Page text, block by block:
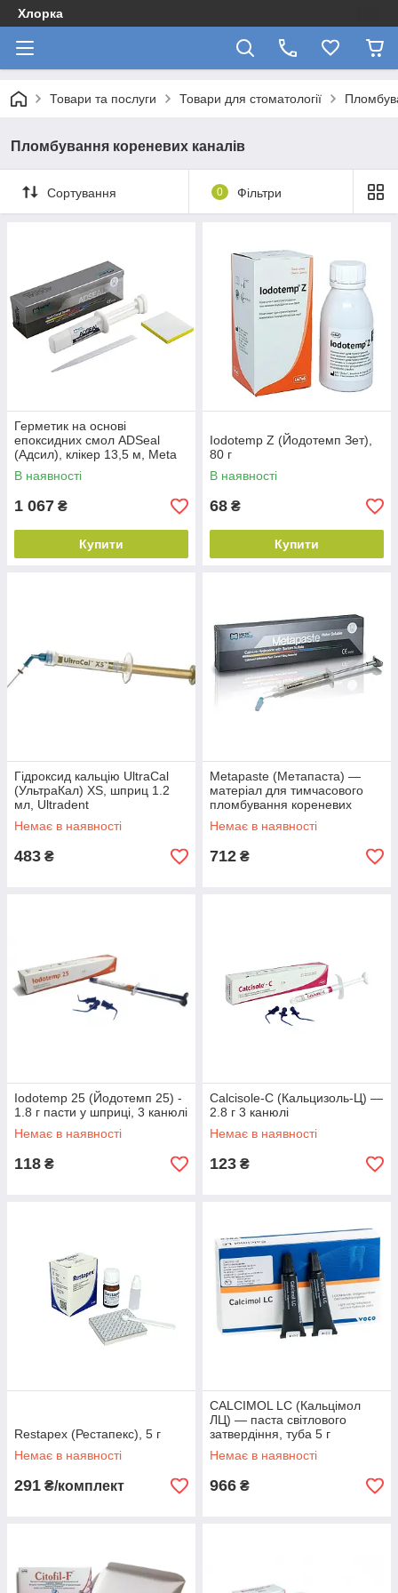
Хлорка
Товари та послуги Товари для стоматології
Пломбування кореневих каналів
Сортування 0 Фільтри
Герметик на основі
епоксидних смол ADSeal
(Адсил), клікер 13,5 м, Meta
Biomed
В наявності
1 067 ₴
Купити
Iodotemp Z (Йодотемп Зет),
80 г
В наявності
68 ₴
Купити
Гідроксид кальцію UltraCal
(УльтраКал) XS, шприц 1.2
мл, Ultradent
Немає в наявності
483 ₴
Metapaste (Метапаста) —
матеріал для тимчасового
пломбування кореневих
каналів, 2.2 г
Немає в наявності
712 ₴
Iodotemp 25 (Йодотемп 25) -
1.8 г пасти у шприці, 3 канюлі
Немає в наявності
118 ₴
Calcisole-C (Кальцизоль-Ц) —
2.8 г 3 канюлі
Немає в наявності
123 ₴
Restapex (Рестапекс), 5 г
Немає в наявності
291 ₴/комплект
CALCIMOL LC (Кальцімол
ЛЦ) — паста світлового
затвердіння, туба 5 г
Немає в наявності
966 ₴